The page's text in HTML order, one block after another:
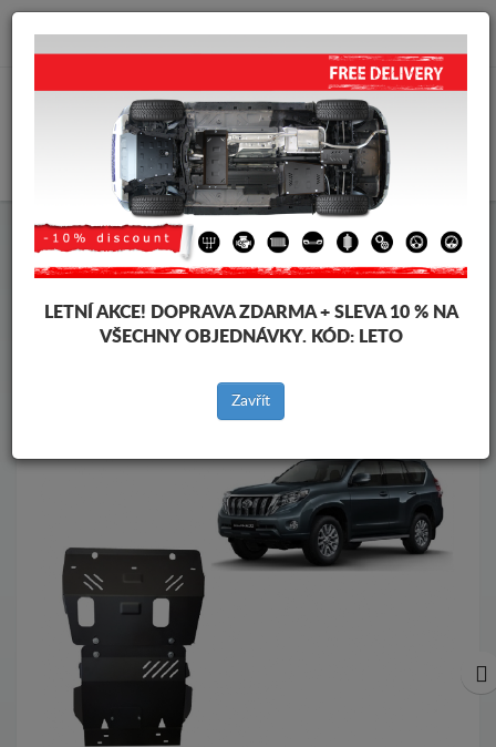
info@krytpodmotor.com
Kryt pod motor Toyota Kryt pod motor Toyota Land Cruiser
vozidel
Značky vozidel
Zpět na produkty
LETNÍ AKCE! DOPRAVA ZDARMA + SLEVA 10 % NA
VŠECHNY OBJEDNÁVKY. KÓD: LETO
Zavřít